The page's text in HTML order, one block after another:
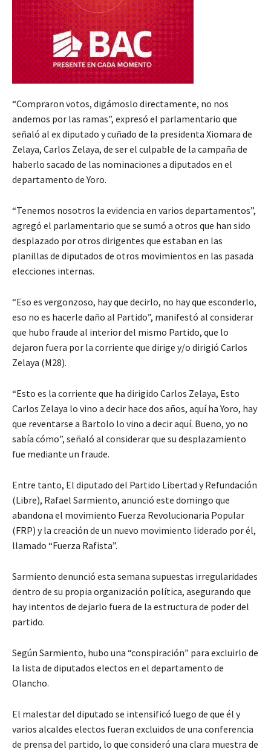
“Compraron votos, digámoslo directamente, no nos
andemos por las ramas”, expresó el parlamentario que
señaló al ex diputado y cuñado de la presidenta Xiomara de
Zelaya, Carlos Zelaya, de ser el culpable de la campaña de
haberlo sacado de las nominaciones a diputados en el
departamento de Yoro.
“Tenemos nosotros la evidencia en varios departamentos”,
agregó el parlamentario que se sumó a otros que han sido
desplazado por otros dirigentes que estaban en las
planillas de diputados de otros movimientos en las pasada
elecciones internas.
“Eso es vergonzoso, hay que decirlo, no hay que esconderlo,
eso no es hacerle daño al Partido”, manifestó al considerar
que hubo fraude al interior del mismo Partido, que lo
dejaron fuera por la corriente que dirige y/o dirigió Carlos
Zelaya (M28).
“Esto es la corriente que ha dirigido Carlos Zelaya, Esto
Carlos Zelaya lo vino a decir hace dos años, aquí ha Yoro, hay
que reventarse a Bartolo lo vino a decir aquí. Bueno, yo no
sabía cómo”, señaló al considerar que su desplazamiento
fue mediante un fraude.
Entre tanto, El diputado del Partido Libertad y Refundación
(Libre), Rafael Sarmiento, anunció este domingo que
abandona el movimiento Fuerza Revolucionaria Popular
(FRP) y la creación de un nuevo movimiento liderado por él,
llamado “Fuerza Rafista”.
Sarmiento denunció esta semana supuestas irregularidades
dentro de su propia organización política, asegurando que
hay intentos de dejarlo fuera de la estructura de poder del
partido.
Según Sarmiento, hubo una “conspiración” para excluirlo de
la lista de diputados electos en el departamento de
Olancho.
El malestar del diputado se intensificó luego de que él y
varios alcaldes electos fueran excluidos de una conferencia
de prensa del partido, lo que consideró una clara muestra de